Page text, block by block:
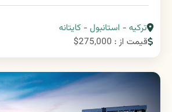
ترکیه - استانبول - کایتانه
قیمت از : 275,000$